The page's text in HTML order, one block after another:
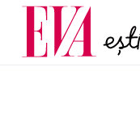
Carieră
Actualitate